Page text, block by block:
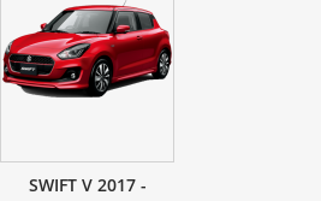
SWIFT V 2017 -